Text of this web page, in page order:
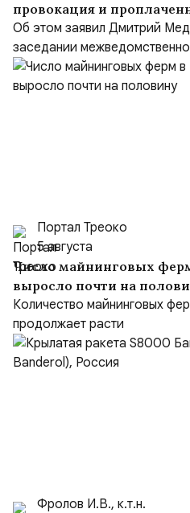
провокация и
вброшенное врагом
Об этом заявил Дмитрий
заседании
Портал Треоко
5 августа
Число майнинговых
выросло почти на
Количество майнинговых
продолжает расти
Фролов И.В., к.т.н.